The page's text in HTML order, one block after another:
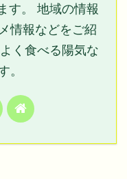
す。 地域の情報
情報などをご紹
く食べる陽気な
。